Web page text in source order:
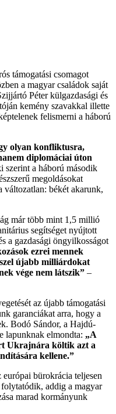
támogatási csomagot
a magyar családok saját
Péter külgazdasági és
kemény szavakkal illette
felismerni a háború
olyan konfliktusra,
diplomáciai úton
szerint a háború második
megoldásokat
változatlan: békét akarunk,
már több mint 1,5 millió
segítséget nyújtott
a gazdasági öngyilkosságot
ezrei mennek
újabb milliárdokat
vége nem látszik” –
az újabb támogatási
garanciákat arra, hogy a
Bodó Sándor, a Hajdú-
lapunknak elmondta: „A
Ukrajnára költik azt a
kellene.”
bürokrácia teljesen
addig a magyar
marad kormányunk